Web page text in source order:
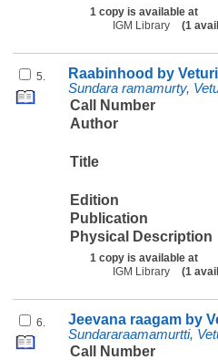
1 copy is available at
IGM Library
(1
5. Raabinhood by
Sundara ramamurty,
Call Number
Author
Title
Edition
Publication
Physical Description
1 copy is available at
IGM Library
(1
6. Jeevana raagam by
Sundararaamamurtti,
Call Number